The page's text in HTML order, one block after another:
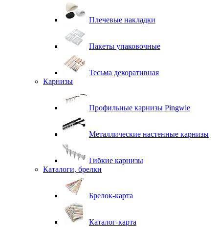
Плечевые накладки
Пакеты упаковочные
Тесьма декоративная
Карнизы
Профильные карнизы Pingwie
Металлические настенные карнизы
Гибкие карнизы
Каталоги, брелки
Брелок-карта
Каталог-карта